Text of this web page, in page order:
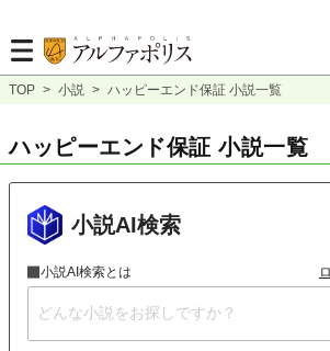
TOP > 小説 > ハッピーエンド保証 小説一覧
ハッピーエンド保証 小説一覧
小説AI検索
小説AI検索とは